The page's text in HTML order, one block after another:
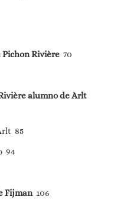
Rivière 70
alumno de Arlt
85
94
Fijman106